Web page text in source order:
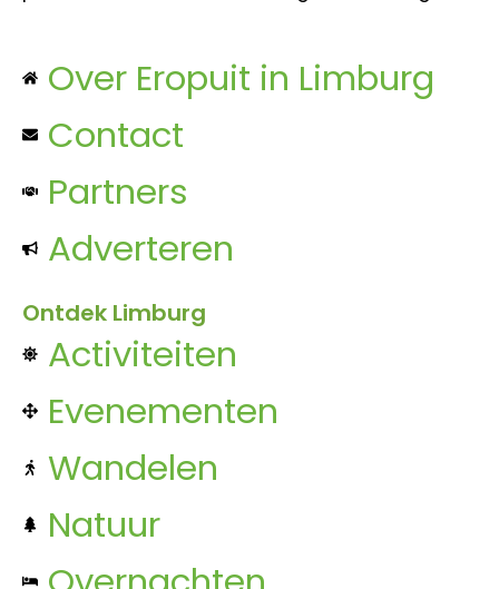
Over Eropuit in Limburg
Contact
Partners
Adverteren
Ontdek Limburg
Activiteiten
Evenementen
Wandelen
Natuur